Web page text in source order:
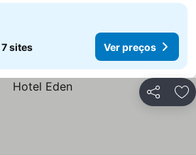
7 sites Ver preços
Partilhar